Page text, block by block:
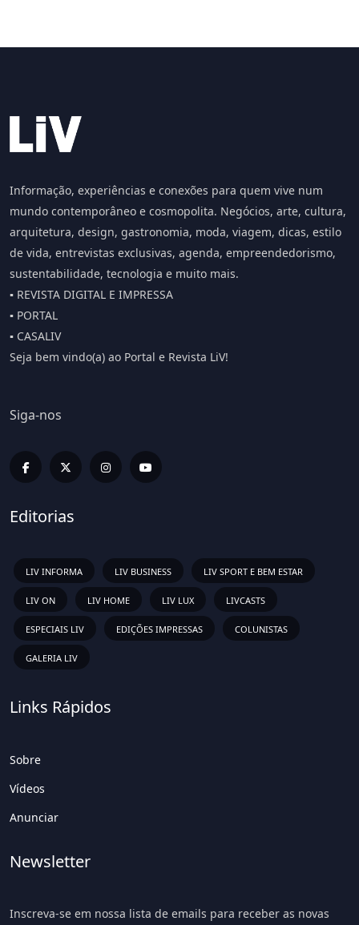
Informação, experiências e conexões para quem vive num
mundo contemporâneo e cosmopolita. Negócios, arte, cultura,
arquitetura, design, gastronomia, moda, viagem, dicas, estilo
de vida, entrevistas exclusivas, agenda, empreendedorismo,
sustentabilidade, tecnologia e muito mais.
▪️ REVISTA DIGITAL E IMPRESSA
▪️ PORTAL
▪️ CASALIV
Seja bem vindo(a) ao Portal e Revista LiV!
Siga-nos
Editorias
LIV INFORMA LIV BUSINESS LIV SPORT E BEM ESTAR
LIV ON LIV HOME LIV LUX LIVCASTS
ESPECIAIS LIV EDIÇÕES IMPRESSAS COLUNISTAS
GALERIA LIV
Links Rápidos
Sobre
Vídeos
Anunciar
Newsletter
Inscreva-se em nossa lista de emails para receber as novas